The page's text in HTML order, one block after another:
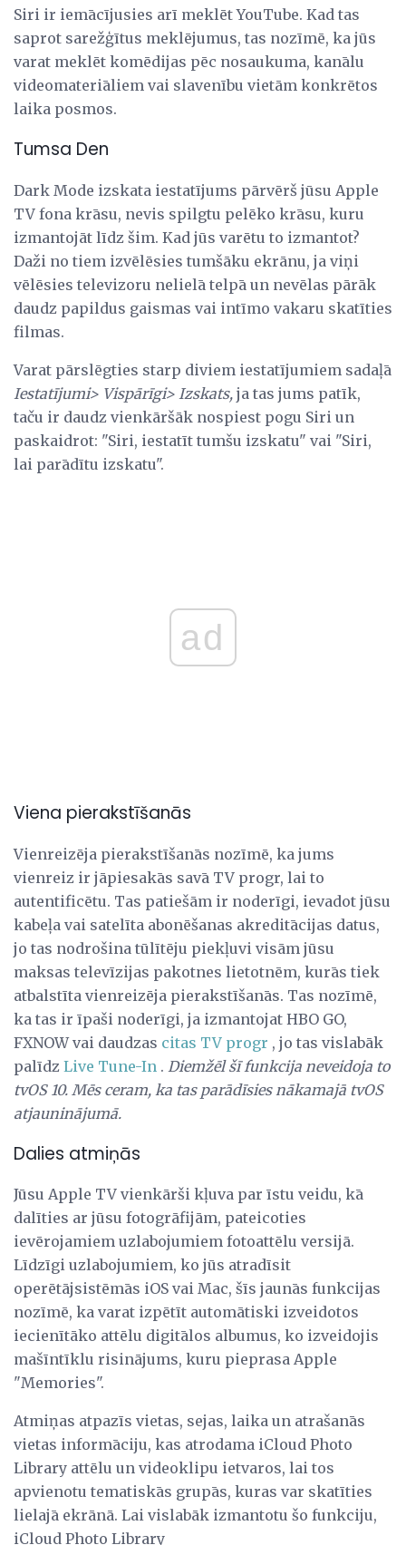
Siri ir iemācījusies arī meklēt YouTube. Kad tas
saprot sarežģītus meklējumus, tas nozīmē, ka jūs
varat meklēt komēdijas pēc nosaukuma, kanālu
videomateriāliem vai slavenību vietām konkrētos
laika posmos.
Tumsa Den
Dark Mode izskata iestatījums pārvērš jūsu Apple
TV fona krāsu, nevis spilgtu pelēko krāsu, kuru
izmantojāt līdz šim. Kad jūs varētu to izmantot?
Daži no tiem izvēlēsies tumšāku ekrānu, ja viņi
vēlēsies televizoru nelielā telpā un nevēlas pārāk
daudz papildus gaismas vai intīmo vakaru skatīties
filmas.
Varat pārslēgties starp diviem iestatījumiem sadaļā
Iestatījumi> Vispārīgi> Izskats, ja tas jums patīk,
taču ir daudz vienkāršāk nospiest pogu Siri un
paskaidrot: "Siri, iestatīt tumšu izskatu" vai "Siri,
lai parādītu izskatu".
ad
Viena pierakstīšanās
Vienreizēja pierakstīšanās nozīmē, ka jums
vienreiz ir jāpiesakās savā TV progr, lai to
autentificētu. Tas patiešām ir noderīgi, ievadot jūsu
kabeļa vai satelīta abonēšanas akreditācijas datus,
jo tas nodrošina tūlītēju piekļuvi visām jūsu
maksas televīzijas pakotnes lietotnēm, kurās tiek
atbalstīta vienreizēja pierakstīšanās. Tas nozīmē,
ka tas ir īpaši noderīgi, ja izmantojat HBO GO,
FXNOW vai daudzas citas TV progr , jo tas vislabāk
palīdz Live Tune-In . Diemžēl šī funkcija neveidoja to
tvOS 10. Mēs ceram, ka tas parādīsies nākamajā tvOS
atjauninājumā.
Dalies atmiņās
Jūsu Apple TV vienkārši kļuva par īstu veidu, kā
dalīties ar jūsu fotogrāfijām, pateicoties
ievērojamiem uzlabojumiem fotoattēlu versijā.
Līdzīgi uzlabojumiem, ko jūs atradīsit
operētājsistēmās iOS vai Mac, šīs jaunās funkcijas
nozīmē, ka varat izpētīt automātiski izveidotos
iecienītāko attēlu digitālos albumus, ko izveidojis
mašīntīklu risinājums, kuru pieprasa Apple
"Memories".
Atmiņas atpazīs vietas, sejas, laika un atrašanās
vietas informāciju, kas atrodama iCloud Photo
Library attēlu un videoklipu ietvaros, lai tos
apvienotu tematiskās grupās, kuras var skatīties
lielajā ekrānā. Lai vislabāk izmantotu šo funkciju,
iCloud Photo Library